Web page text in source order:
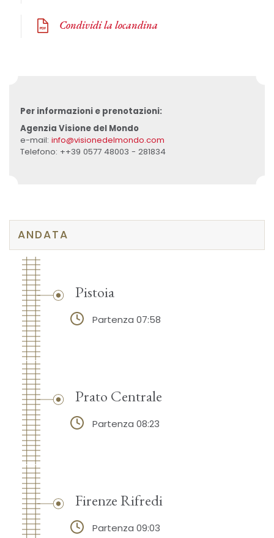
Condividi la locandina
Per informazioni e prenotazioni:
Agenzia Visione del Mondo
e-mail: info@visionedelmondo.com
Telefono: ++39 0577 48003 - 281834
ANDATA
Pistoia
Partenza 07:58
Prato Centrale
Partenza 08:23
Firenze Rifredi
Partenza 09:03